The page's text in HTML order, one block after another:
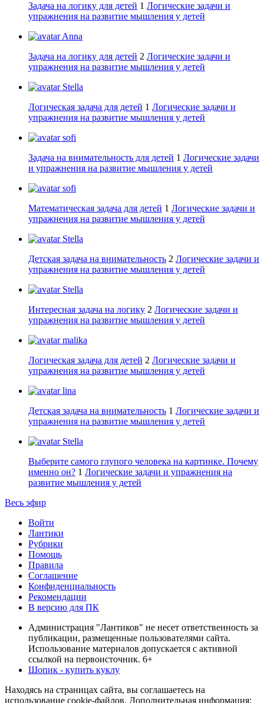
Задача на логику для детей 1 Логические задачи и
упражнения на развитие мышления у детей
Anna
Задача на логику для детей 2 Логические задачи и
упражнения на развитие мышления у детей
Stella
Логическая задача для детей 1 Логические задачи и
упражнения на развитие мышления у детей
sofi
Задача на внимательность для детей 1 Логические задачи
и упражнения на развитие мышления у детей
sofi
Математическая задача для детей 1 Логические задачи и
упражнения на развитие мышления у детей
Stella
Детская задача на внимательность 2 Логические задачи и
упражнения на развитие мышления у детей
Stella
Интересная задача на логику 2 Логические задачи и
упражнения на развитие мышления у детей
malika
Логическая задача для детей 2 Логические задачи и
упражнения на развитие мышления у детей
lina
Детская задача на внимательность 1 Логические задачи и
упражнения на развитие мышления у детей
Stella
Выберите самого глупого человека на картинке. Почему
именно он? 1 Логические задачи и упражнения на
развитие мышления у детей
Весь эфир
Войти
Лантики
Рубрики
Помощь
Правила
Соглашение
Конфиденциальность
Рекомендации
В версию для ПК
Администрация "Лантиков" не несет ответственность за
публикации, размещенные пользователями сайта.
Использование материалов допускается с активной
ссылкой на первоисточник. 6+
Шопик - купить куклу
Находясь на страницах сайта, вы соглашаетесь на
использование cookie-файлов. Дополнительная информация: